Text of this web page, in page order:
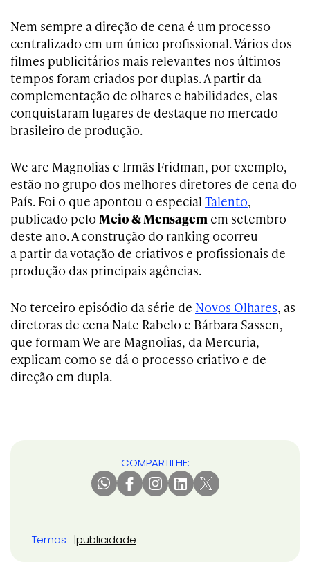
Nem sempre a direção de cena é um processo
centralizado em um único profissional. Vários dos
filmes publicitários mais relevantes nos últimos
tempos foram criados por duplas. A partir da
complementação de olhares e habilidades, elas
conquistaram lugares de destaque no mercado
brasileiro de produção.
We are Magnolias e Irmãs Fridman, por exemplo,
estão no grupo dos melhores diretores de cena do
País. Foi o que apontou o especial Talento,
publicado pelo Meio & Mensagem em setembro
deste ano. A construção do ranking ocorreu
a partir da votação de criativos e profissionais de
produção das principais agências.
No terceiro episódio da série de Novos Olhares, as
diretoras de cena Nate Rabelo e Bárbara Sassen,
que formam We are Magnolias, da Mercuria,
explicam como se dá o processo criativo e de
direção em dupla.
COMPARTILHE:
Temas publicidade